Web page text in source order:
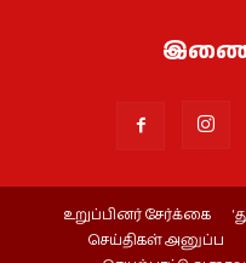
உறுப்பினர் சேர்க்கை
செய்திகள் அனுப்ப